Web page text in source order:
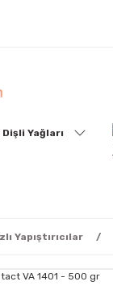
Yağları
Yapıştırıcılar